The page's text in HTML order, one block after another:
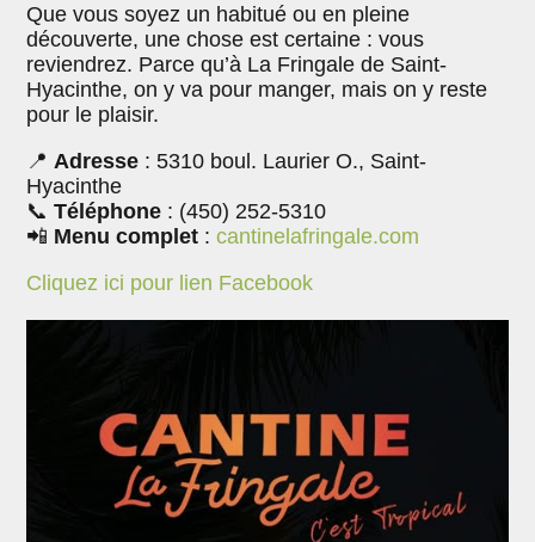
Que vous soyez un habitué ou en pleine
découverte, une chose est certaine : vous
reviendrez. Parce qu’à La Fringale de Saint-
Hyacinthe, on y va pour manger, mais on y reste
pour le plaisir.
📍 Adresse : 5310 boul. Laurier O., Saint-
Hyacinthe
📞Téléphone : (450) 252-5310
📲 Menu complet :cantinelafringale.com
Cliquez ici pour lien Facebook